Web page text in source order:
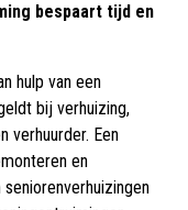
bespaart tijd en
hulp van een
bij verhuizing,
verhuurder. Een
en